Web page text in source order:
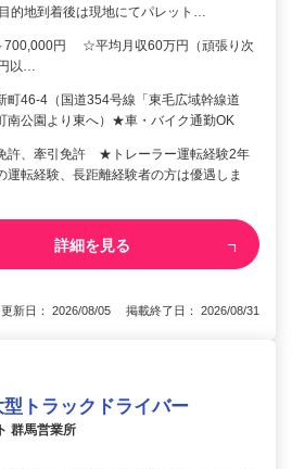
的地到着後は現地にてパレット…
700,000円 ☆平均月収60万円（頑張り次
以…
町46-4（国道354号線「東毛広域幹線道
南公園より東へ）★車・バイク通勤OK
許、牽引免許 ★トレーラー運転経験2年
転経験、長距離経験者の方は優遇しま
詳細を見る
更新日： 2026/08/05 掲載終了日： 2026/08/31
トラックドライバー
群馬営業所